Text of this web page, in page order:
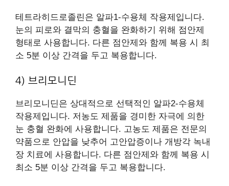
테트라히드로졸린은 알파1-수용체 작용제입니다.
눈의 피로와 결막의 충혈을 완화하기 위해 점안제
형태로 사용합니다. 다른 점안제와 함께 복용 시 최
소 5분 이상 간격을 두고 복용합니다.
4) 브리모니딘
브리모니딘은 상대적으로 선택적인 알파2-수용체
작용제입니다. 저농도 제품을 경미한 자극에 의한
눈 충혈 완화에 사용합니다. 고농도 제품은 전문의
약품으로 안압을 낮추어 고안압증이나 개방각 녹내
장 치료에 사용합니다. 다른 점안제와 함께 복용 시
최소 5분 이상 간격을 두고 복용합니다.